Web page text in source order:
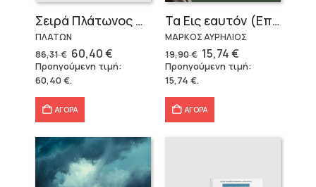
Σειρά Πλάτωνος Πολιτεία
ΠΛΑΤΩΝ
86,31€ Original
price
was:
86,31 €.
60,40€Η
τρέχουσα
τιμή
Προηγούμενη τιμή:
60,40€.
ΑΓΟΡΑ
Τα Εις εαυτόν (Επίτομο) – Μάρκος Αυρήλιος
ΜΑΡΚΟΣ ΑΥΡΗΛΙΟΣ
19,90€ Original
price
was:
15,74€Η
τρέχουσα
τιμή
Προηγούμενη τιμή:
15,74 €.
ΑΓΟΡΑ